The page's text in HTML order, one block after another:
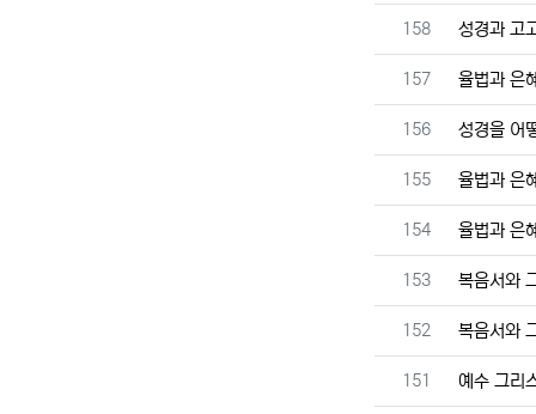
번호
158 성경과 고
번호
157 율법과 은
번호
156 성경을 어
번호
155 율법과 은
번호
154 율법과 은
번호
153 복음서와
번호
152 복음서와
번호
151 예수 그리